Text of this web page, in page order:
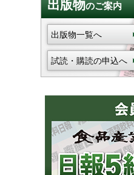
出版物のご案内
出版物一覧へ
試読・購読の申込へ